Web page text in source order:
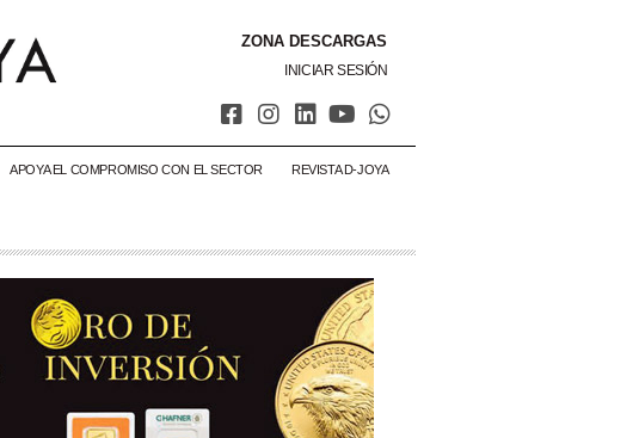
ZONA DESCARGAS
INICIAR SESIÓN
APOYA EL COMPROMISO CON EL SECTOR REVISTA D-JOYA